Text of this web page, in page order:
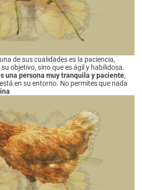
de sus cualidades es la paciencia,
objetivo, sino que es ágil y habilidosa.
una persona muy tranquila y paciente,
en su entorno. No permites que nada